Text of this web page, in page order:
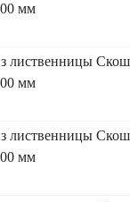
мм
лиственницы
мм
лиственницы
мм